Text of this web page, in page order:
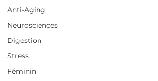
Anti-Aging
Neurosciences
Digestion
Stress
Féminin